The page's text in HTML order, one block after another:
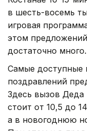
в шесть-восемь
игровая
этом
достаточно много.
Самые доступные
поздравлений
Здесь вызов
стоит от 10,5 до
а в новогоднюю